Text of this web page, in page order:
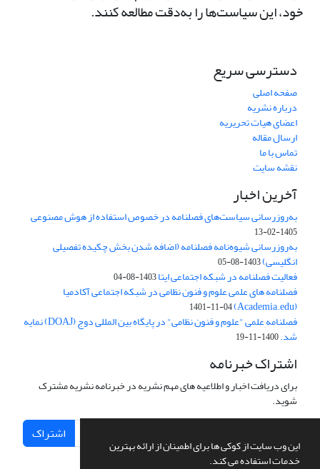
این وب سایت از کوکی ها برای اطمینان از ارائه بهترین
خدمات استفاده می کند.
خود، این سیاست‌ها را به‌دقت مطالعه کنند.
دسترسی سریع
صفحه اصلی
درباره نشریه
اعضای هیات تحریریه
ارسال مقاله
تماس با ما
نقشه سایت
آخرین اخبار
به‌روزرسانی سیاست‌های فصلنامه در خصوص استفاده از هوش مصنوعی
1405-02-13
به‌روزرسانی شیوه‌نامه فصلنامه (اضافه شدن بخش چکیده تفصیلی
انگلیسی)1403-08-05
فعالیت فصلنامه در شبکه اجتماعی ایتا1403-08-04
فصلنامه های علمی علوم و فنون نظامی در شبکه اجتماعی آکادمیا
(Academia.edu)
1401-11-04
فصلنامه علمی "علوم و فنون نظامی" در پایگاه بین المللی دوج (DOAJ) نمایه
شد.1400-11-19
اشتراک خبرنامه
برای دریافت اخبار و اطلاعیه های مهم نشریه در خبرنامه نشریه مشترک
شوید.
اشتراک